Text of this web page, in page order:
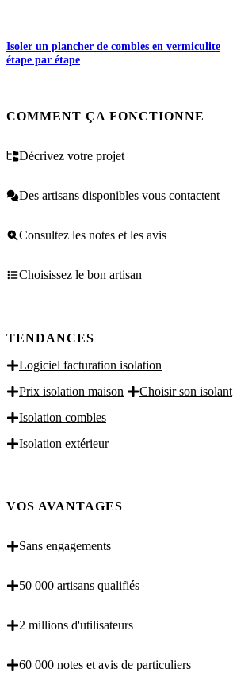
Isoler un plancher de combles en vermiculite
étape par étape
COMMENT ÇA FONCTIONNE
Décrivez votre projet
Des artisans disponibles vous contactent
Consultez les notes et les avis
Choisissez le bon artisan
TENDANCES
Logiciel facturation isolation
Prix isolation maison
Choisir son isolant
Isolation combles
Isolation extérieur
VOS AVANTAGES
Sans engagements
50 000 artisans qualifiés
2 millions d'utilisateurs
60 000 notes et avis de particuliers